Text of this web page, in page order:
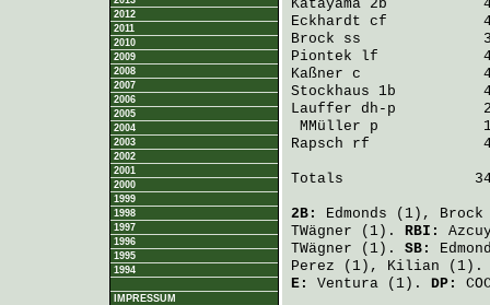
2012
2011
2010
2009
2008
2007
2006
2005
2004
2003
2002
2001
2000
1999
1998
1997
1996
1995
1994
IMPRESSUM
Katayama 2b           4
Eckhardt cf           4
Brock ss              3
Piontek lf            4
Kaßner c              4
Stockhaus 1b          4
Lauffer dh-p          2
MMüller p            1
Rapsch rf             4
Totals               34
2B: Edmonds (1), Brock
TWägner (1). RBI:
TWägner (1). SB:
Perez (1), Kilian (1).
E: Ventura (1). DP: